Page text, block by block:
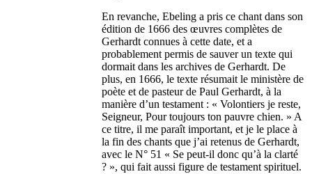
En revanche, Ebeling a pris ce chant dans son
édition de 1666 des œuvres complètes de
Gerhardt connues à cette date, et a
probablement permis de sauver un texte qui
dormait dans les archives de Gerhardt. De
plus, en 1666, le texte résumait le ministère de
poète et de pasteur de Paul Gerhardt, à la
manière d’un testament : « Volontiers je reste,
Seigneur, Pour toujours ton pauvre chien. » A
ce titre, il me paraît important, et je le place à
la fin des chants que j’ai retenus de Gerhardt,
avec le N° 51 « Se peut-il donc qu’à la clarté
? », qui fait aussi figure de testament spirituel.